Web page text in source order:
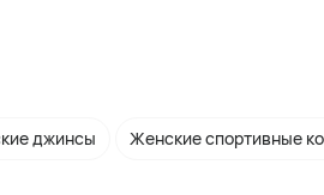
джинсы Женские спортивные